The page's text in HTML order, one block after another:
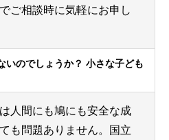
ご相談時に気軽にお申し
いのでしょうか？ 小さな子ども
人間にも鳩にも安全な成
も問題ありません。国立